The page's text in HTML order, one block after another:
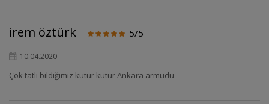
irem öztürk 5/5
10.04.2020
Çok tatlı bildiğimiz kütür kütür Ankara armudu